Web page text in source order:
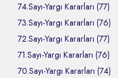
74.Sayı-Yargı Kararları (77)
73.Sayı-Yargı Kararları (76)
72.Sayı-Yargı Kararları (77)
71.Sayı-Yargı Kararları (76)
70.Sayı-Yargı Kararları (74)